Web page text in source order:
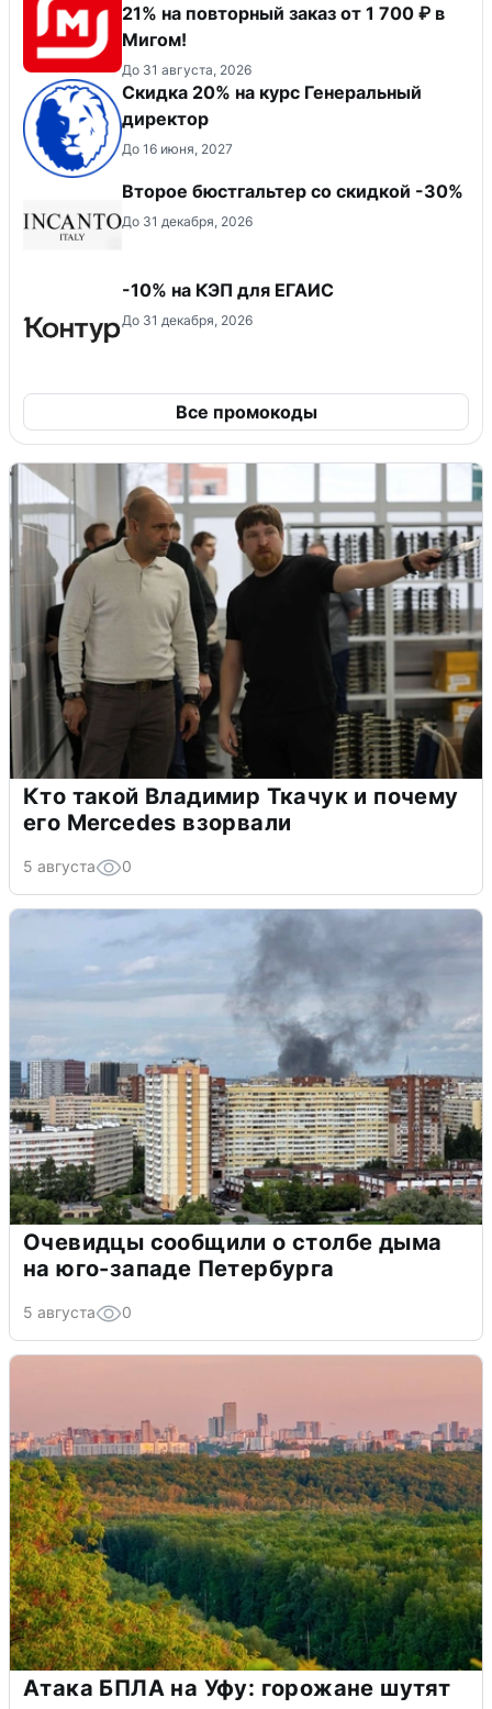
21% на повторный заказ от 1 700 ₽ в
Мигом!
До 31 августа, 2026
Скидка 20% на курс Генеральный
директор
До 16 июня, 2027
Второе бюстгальтер со скидкой -30%
До 31 декабря, 2026
-10% на КЭП для ЕГАИС
До 31 декабря, 2026
Все промокоды
Кто такой Владимир Ткачук и почему
его Mercedes взорвали
5 августа 0
Очевидцы сообщили о столбе дыма
на юго-западе Петербурга
5 августа 0
Атака БПЛА на Уфу: горожане шутят